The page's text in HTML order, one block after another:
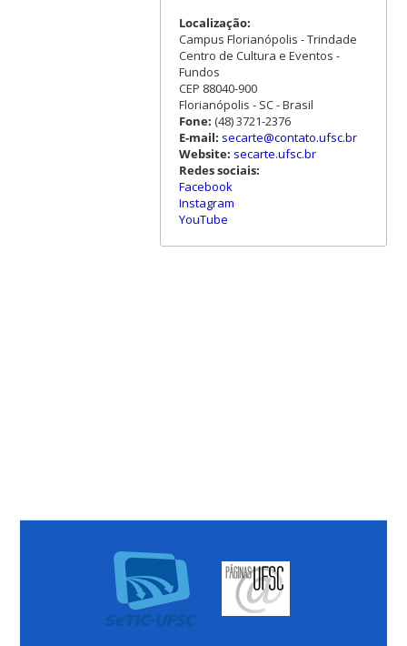
Localização:
Campus Florianópolis - Trindade
Centro de Cultura e Eventos -
Fundos
CEP 88040-900
Florianópolis - SC - Brasil
Fone: (48) 3721-2376
E-mail: secarte@contato.ufsc.br
Website: secarte.ufsc.br
Redes sociais:
Facebook
Instagram
YouTube